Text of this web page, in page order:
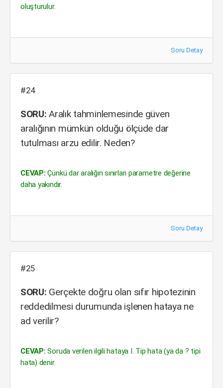
oluşturulur.
Soru Detay
#24
SORU: Aralık tahminlemesinde güven
aralığının mümkün olduğu ölçüde dar
tutulması arzu edilir. Neden?
CEVAP: Çünkü dar aralığın sınırları parametre değerine
daha yakındır.
Soru Detay
#25
SORU: Gerçekte doğru olan sıfır hipotezinin
reddedilmesi durumunda işlenen hataya ne
ad verilir?
CEVAP: Soruda verilen ilgili hataya I. Tip hata (ya da ? tipi
hata) denir.